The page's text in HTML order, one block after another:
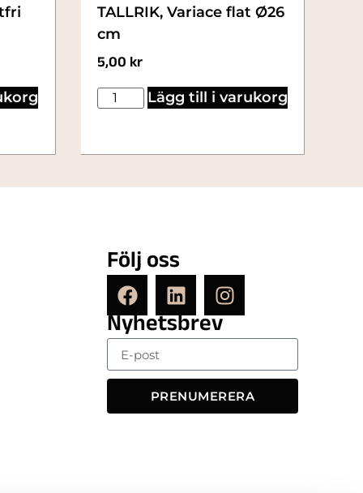
TALLRIK, Variace flat Ø26
cm
5,00 kr
Lägg till i varukorg
Följ oss
Nyhetsbrev
PRENUMERERA